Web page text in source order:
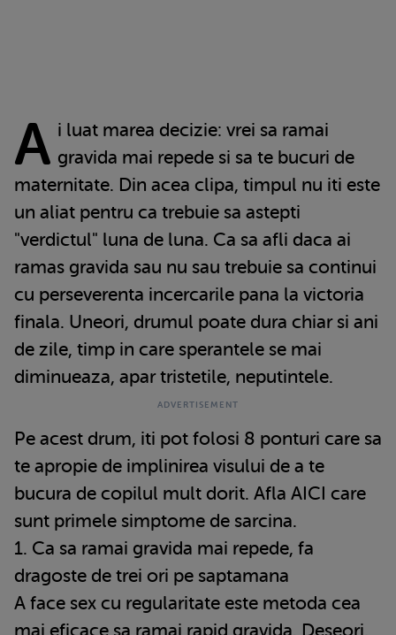
A i luat marea decizie: vrei sa ramai
gravida mai repede si sa te bucuri de
maternitate. Din acea clipa, timpul nu iti este
un aliat pentru ca trebuie sa astepti
"verdictul" luna de luna. Ca sa afli daca ai
ramas gravida sau nu sau trebuie sa continui
cu perseverenta incercarile pana la victoria
finala. Uneori, drumul poate dura chiar si ani
de zile, timp in care sperantele se mai
diminueaza, apar tristetile, neputintele.
Pe acest drum, iti pot folosi 8 ponturi care sa
te apropie de implinirea visului de a te
bucura de copilul mult dorit. Afla AICI care
sunt primele simptome de sarcina.
1. Ca sa ramai gravida mai repede, fa
dragoste de trei ori pe saptamana
A face sex cu regularitate este metoda cea
mai eficace sa ramai rapid gravida. Deseori,